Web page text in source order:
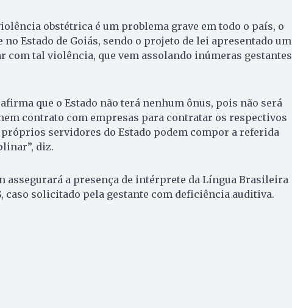
obstétrica é um problema grave em todo o país, o
no Estado de Goiás, sendo o projeto de lei apresentado um
com tal violência, que vem assolando inúmeras gestantes
que o Estado não terá nenhum ônus, pois não será
contrato com empresas para contratar os respectivos
servidores do Estado podem compor a referida
diz.
assegurará a presença de intérprete da Língua Brasileira
caso solicitado pela gestante com deficiência auditiva.